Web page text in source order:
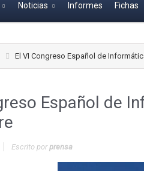
Noticias Informes Fichas
El VI Congreso Español de
Español de
Escrito porprensa